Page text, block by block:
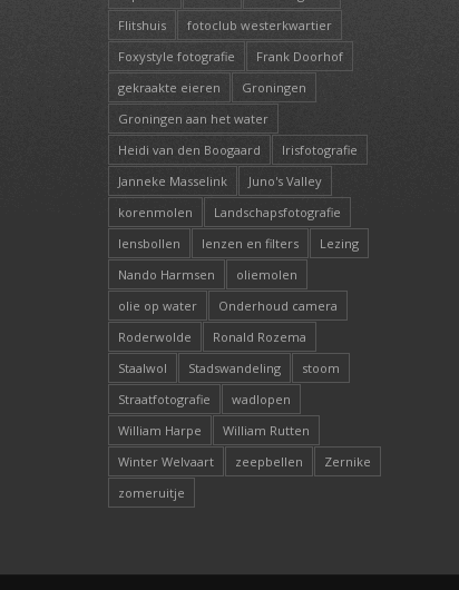
Flitshuis
fotoclub westerkwartier
Foxystyle fotografie
Frank Doorhof
gekraakte eieren
Groningen
Groningen aan het water
Heidi van den Boogaard
Irisfotografie
Janneke Masselink
Juno's Valley
korenmolen
Landschapsfotografie
lensbollen
lenzen en filters
Lezing
Nando Harmsen
oliemolen
olie op water
Onderhoud camera
Roderwolde
Ronald Rozema
Staalwol
Stadswandeling
stoom
Straatfotografie
wadlopen
William Harpe
William Rutten
Winter Welvaart
zeepbellen
Zernike
zomeruitje